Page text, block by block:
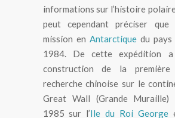
informations sur l’histoire
peut cependant préciser que
mission en Antarctiquedu pays
1984. De cette expédition
construction de la
recherche chinoise sur le
Great Wall (Grande Muraille)
1985 sur l’Ile du Roi George